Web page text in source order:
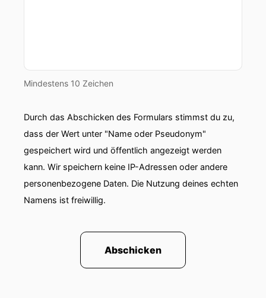
Mindestens 10 Zeichen
Durch das Abschicken des Formulars stimmst du zu,
dass der Wert unter "Name oder Pseudonym"
gespeichert wird und öffentlich angezeigt werden
kann. Wir speichern keine IP-Adressen oder andere
personenbezogene Daten. Die Nutzung deines echten
Namens ist freiwillig.
Abschicken